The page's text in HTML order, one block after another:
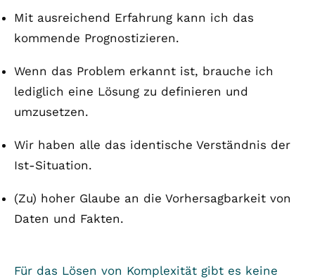
Mit ausreichend Erfahrung kann ich das
kommende Prognostizieren.
Wenn das Problem erkannt ist, brauche ich
lediglich eine Lösung zu definieren und
umzusetzen.
Wir haben alle das identische Verständnis der
Ist-Situation.
(Zu) hoher Glaube an die Vorhersagbarkeit von
Daten und Fakten.
Für das Lösen von Komplexität gibt es keine